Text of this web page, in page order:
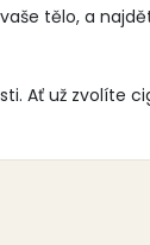
tělo, a
Ať už zvolíte